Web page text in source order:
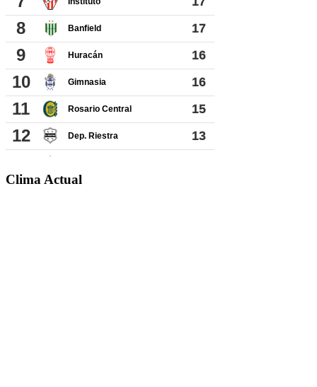
Clima Actual